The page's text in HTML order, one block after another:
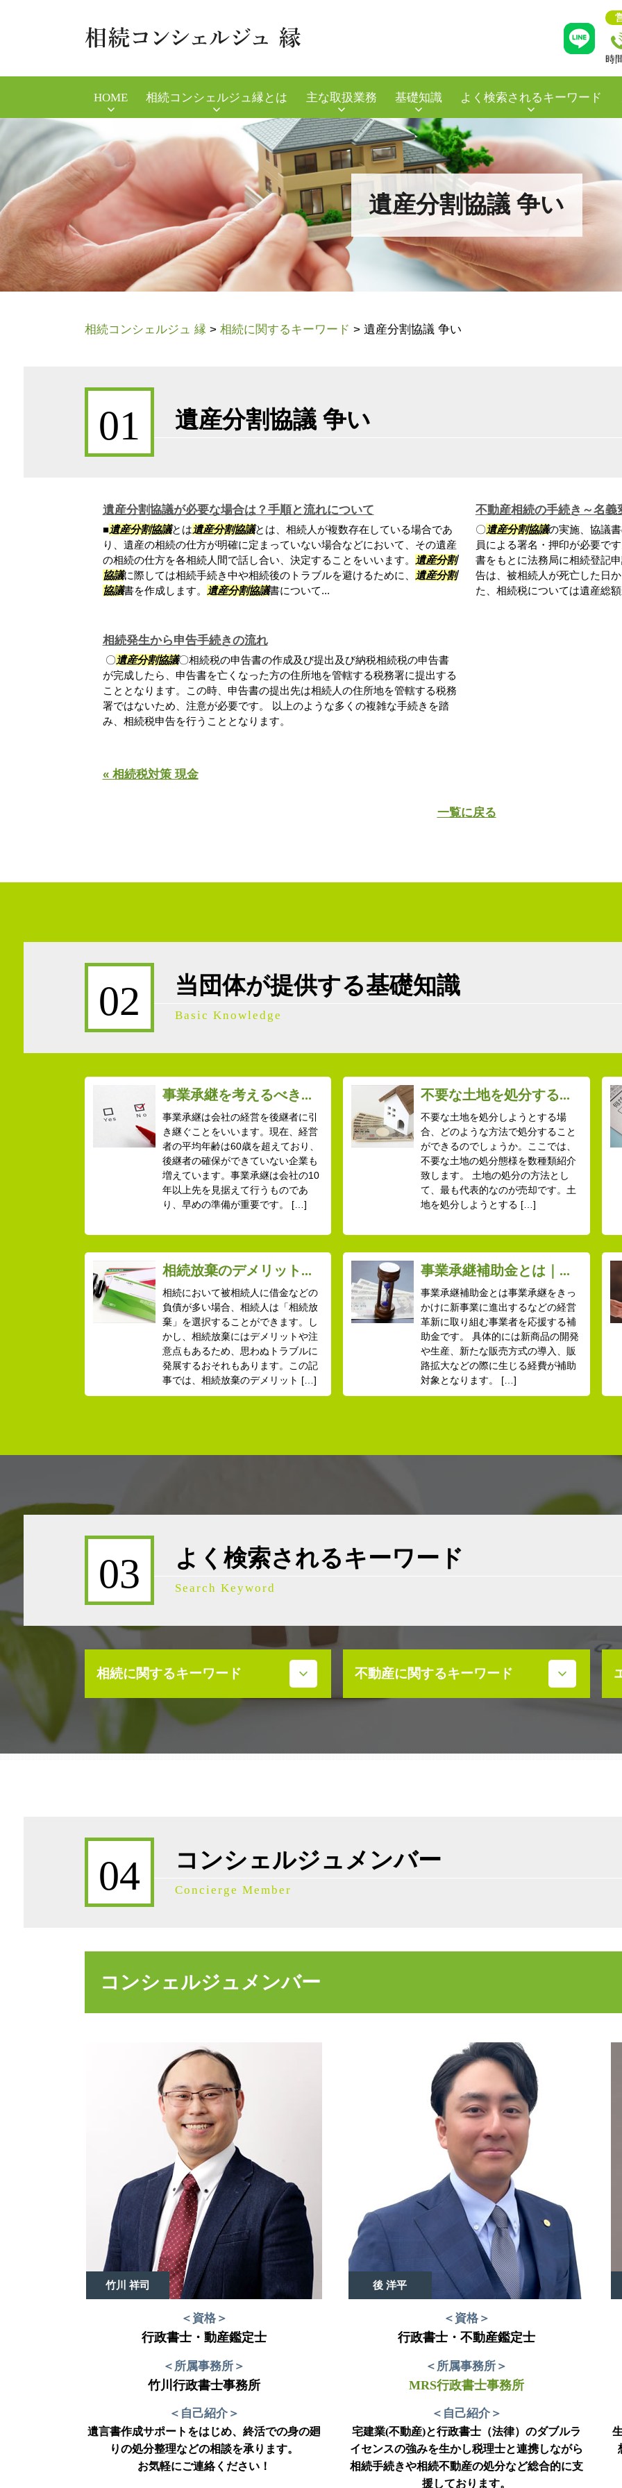
遺産分割協議 争い
時
HOME 相続コンシェルジュ縁とは 主な取扱業務 基礎知識 よく検索されるキーワード
相続コンシェルジュ 縁 > 相続に関するキーワード > 遺産分割協議 争い
01 遺産分割協議 争い
遺産分割協議が必要な場合は？手順と流れについて
■遺産分割協議とは遺産分割協議とは、相続人が複数存在している場合であ
り、遺産の相続の仕方が明確に定まっていない場合などにおいて、その遺産
の相続の仕方を各相続人間で話し合い、決定することをいいます。
遺産分割
協議に際しては相続手続き中や相続後のトラブルを避けるために、
遺産分割
協議書を作成します。 遺産分割協議書について...
不動産相続の手続き～名義
〇遺産分割協議の実施、協議
員による署名・押印が必要で
書をもとに法務局に相続登記
告は、被相続人が死亡した日
た、相続税については遺産総
相続発生から申告手続きの流れ
〇遺産分割協議〇相続税の申告書の作成及び提出及び納税相続税の申告書
が完成したら、申告書を亡くなった方の住所地を管轄する税務署に提出する
こととなります。この時、申告書の提出先は相続人の住所地を管轄する税務
署ではないため、注意が必要です。 以上のような多くの複雑な手続きを踏
み、相続税申告を行うこととなります。
« 相続税対策 現金
一覧に戻る
02 当団体が提供する基礎知識
Basic Knowledge
事業承継を考えるべき...
事業承継は会社の経営を後継者に引
き継ぐことをいいます。現在、経営
者の平均年齢は60歳を超えており、
後継者の確保ができていない企業も
増えています。事業承継は会社の10
年以上先を見据えて行うものであ
り、早めの準備が重要です。 […]
不要な土地を処分する...
不要な土地を処分しようとする場
合、どのような方法で処分すること
ができるのでしょうか。ここでは、
不要な土地の処分態様を数種類紹介
致します。 土地の処分の方法とし
て、最も代表的なのが売却です。土
地を処分しようとする […]
相続放棄のデメリット...
相続において被相続人に借金などの
負債が多い場合、相続人は「相続放
棄」を選択することができます。し
かし、相続放棄にはデメリットや注
意点もあるため、思わぬトラブルに
発展するおそれもあります。この記
事では、相続放棄のデメリット […]
事業承継補助金とは｜...
事業承継補助金とは事業承継をきっ
かけに新事業に進出するなどの経営
革新に取り組む事業者を応援する補
助金です。 具体的には新商品の開発
や生産、新たな販売方式の導入、販
路拡大などの際に生じる経費が補助
対象となります。 […]
03 よく検索されるキーワード
Search Keyword
相続に関するキーワード
相続税 不動産
事業承継税制 わかりやすく
相続放棄 デメリット
事業承継補助金
相続税 配偶者控除
事業承継 債権債務
相続発生 確定申告
限定承認 弁護士
相続税基礎控除 不動産
事業承継 マッチング
事業承継 引継ぎ補助金
不動産に関するキーワード
相続 不動産 活用
不動産売買契約 必要書類
不動産 相続手続き 必要書類
不動産売買契約書 ない
04 コンシェルジュメンバー
Concierge Member
コンシェルジュメンバー
竹川 祥司
＜資格＞
行政書士・動産鑑定士
＜所属事務所＞
竹川行政書士事務所
＜自己紹介＞
遺言書作成サポートをはじめ、終活での身の廻
りの処分整理などの相談を承ります。
お気軽にご連絡ください！
後 洋平
＜資格＞
行政書士・不動産鑑定士
＜所属事務所＞
MRS行政書士事務所
＜自己紹介＞
宅建業(不動産)と行政書士（法律）のダブルラ
イセンスの強みを生かし税理士と連携しながら
相続手続きや相続不動産の処分など総合的に支
援しております。